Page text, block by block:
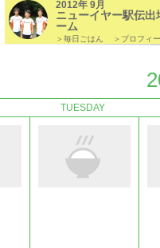
2012年 9月
ニューイヤー駅伝出
ーム
＞毎日ごはん ＞プロフィ
TUESDAY